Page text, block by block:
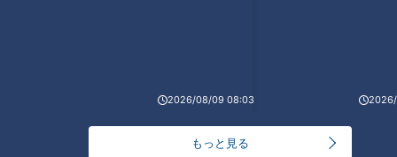
2026/08/09 08:03
もっと見る